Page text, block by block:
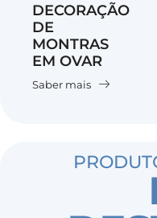
DECORAÇÃO
DE
MONTRAS
EM OVAR
Saber mais